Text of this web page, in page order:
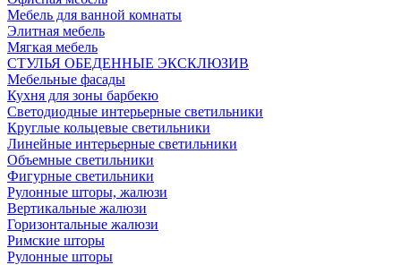
Мебель для ванной комнаты
Элитная мебель
Мягкая мебель
СТУЛЬЯ ОБЕДЕННЫЕ ЭКСКЛЮЗИВ
Мебельные фасады
Кухня для зоны барбекю
Светодиодные интерьерные светильники
Круглые кольцевые светильники
Линейные интерьерные светильники
Объемные светильники
Фигурные светильники
Рулонные шторы, жалюзи
Вертикальные жалюзи
Горизонтальные жалюзи
Римские шторы
Рулонные шторы